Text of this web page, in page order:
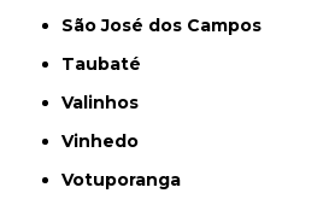
São José dos Campos
Taubaté
Valinhos
Vinhedo
Votuporanga